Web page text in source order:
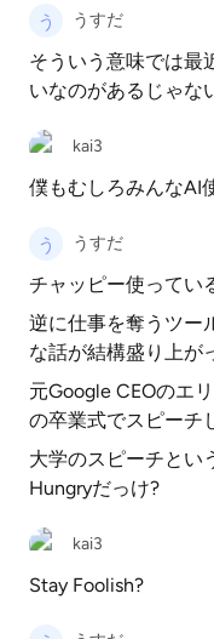
うすだ
そういう意味では最
いなのがあるじゃな
kai3
僕もむしろみんなAI
うすだ
チャッピー使ってい
逆に仕事を奪うツー
な話が結構盛り上が
元Google CEOのエ
の卒業式でスピーチ
大学のスピーチとい
Hungryだっけ?
kai3
Stay Foolish?